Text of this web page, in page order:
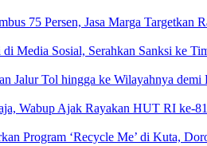
75 Persen, Jasa Marga Targetkan
Media Sosial, Serahkan Sanksi ke
Jalur Tol hingga ke Wilayahnya
Wabup Ajak Rayakan HUT RI ke-81
Program ‘Recycle Me’ di Kuta,